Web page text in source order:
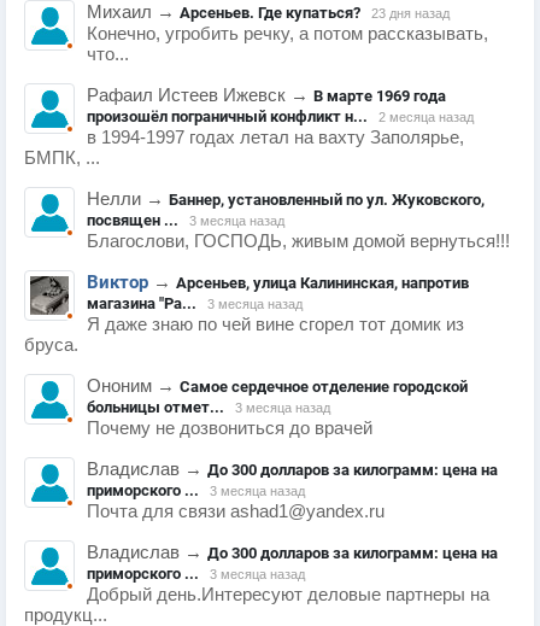
Михаил → Арсеньев. Где купаться? 23 дня назад
Конечно, угробить речку, а потом рассказывать,
что...
Рафаил Истеев Ижевск → В марте 1969 года
произошёл пограничный конфликт н...
2 месяца назад
в 1994-1997 годах летал на вахту Заполярье,
БМПК, ...
Нелли → Баннер, установленный по ул. Жуковского,
посвящен ...
3 месяца назад
Благослови, ГОСПОДЬ, живым домой вернуться!!!
Виктор → Арсеньев, улица Калининская, напротив
магазина "Ра...
3 месяца назад
Я даже знаю по чей вине сгорел тот домик из
бруса.
Ононим → Самое сердечное отделение городской
больницы отмет...
3 месяца назад
Почему не дозвониться до врачей
Владислав → До 300 долларов за килограмм: цена на
приморского ...
3 месяца назад
Почта для связи ashad1@yandex.ru
Владислав → До 300 долларов за килограмм: цена на
приморского ...
3 месяца назад
Добрый день.Интересуют деловые партнеры на
продукц...